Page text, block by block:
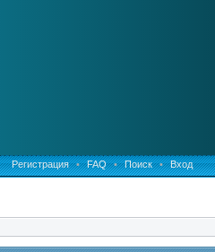
Регистрация • FAQ • Поиск • Вход